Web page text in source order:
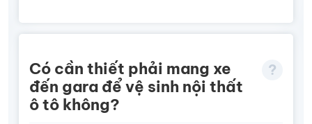
Có cần thiết phải mang xe
đến gara để vệ sinh nội thất
ô tô không?